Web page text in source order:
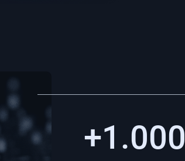
+1.000